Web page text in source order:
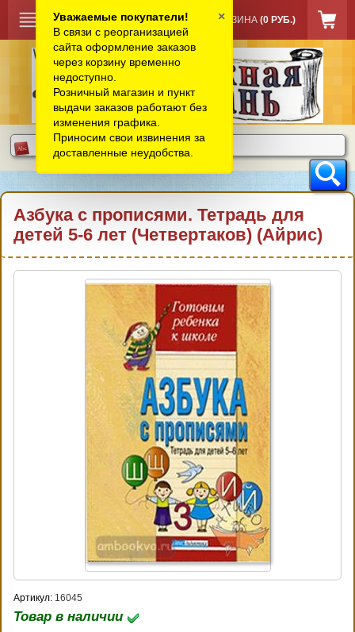
КОРЗИНА (0 РУБ.)
Азбука с прописями. Тетрадь для
детей 5-6 лет (Четвертаков) (Айрис)
Артикул: 16045
Товар в наличии
Уважаемые покупатели!
В связи с реорганизацией
сайта оформление заказов
через корзину временно
недоступно.
Розничный магазин и пункт
выдачи заказов работают без
изменения графика.
Приносим свои извинения за
доставленные неудобства.
×